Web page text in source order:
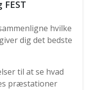
hvilke
dig det bedste
til at se hvad
præstationer